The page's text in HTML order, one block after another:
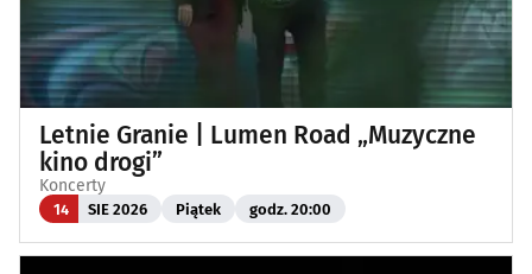
Letnie Granie | Lumen Road „Muzyczne
kino drogi”
Koncerty
14 SIE 2026 Piątek godz. 20:00